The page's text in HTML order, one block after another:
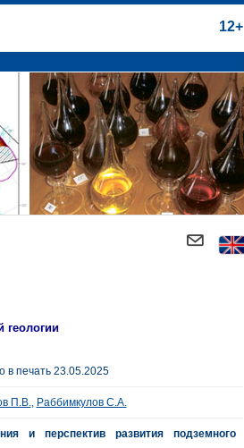
12+
геологии
в печать 23.05.2025
П.В., Раббимкулов С.А.
и перспектив развития подземного